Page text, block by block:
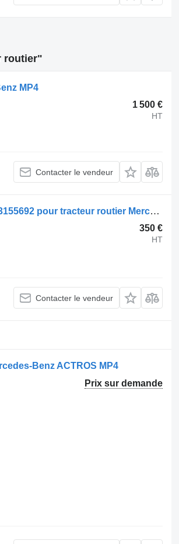
routier"
MP4
1 500 €
HT
Contacter le vendeur
Sellette d'attelage Mercedes-Benz cinquième roue A0003155692 pour tracteur routier Mercedes-Benz Actros
350 €
HT
Contacter le vendeur
Benz ACTROS MP4
Prix sur demande